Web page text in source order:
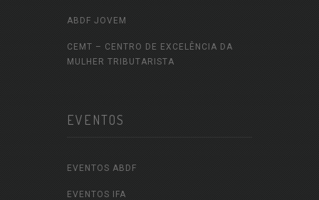
ABDF JOVEM
CEMT – CENTRO DE EXCELÊNCIA DA
MULHER TRIBUTARISTA
EVENTOS
EVENTOS ABDF
EVENTOS IFA